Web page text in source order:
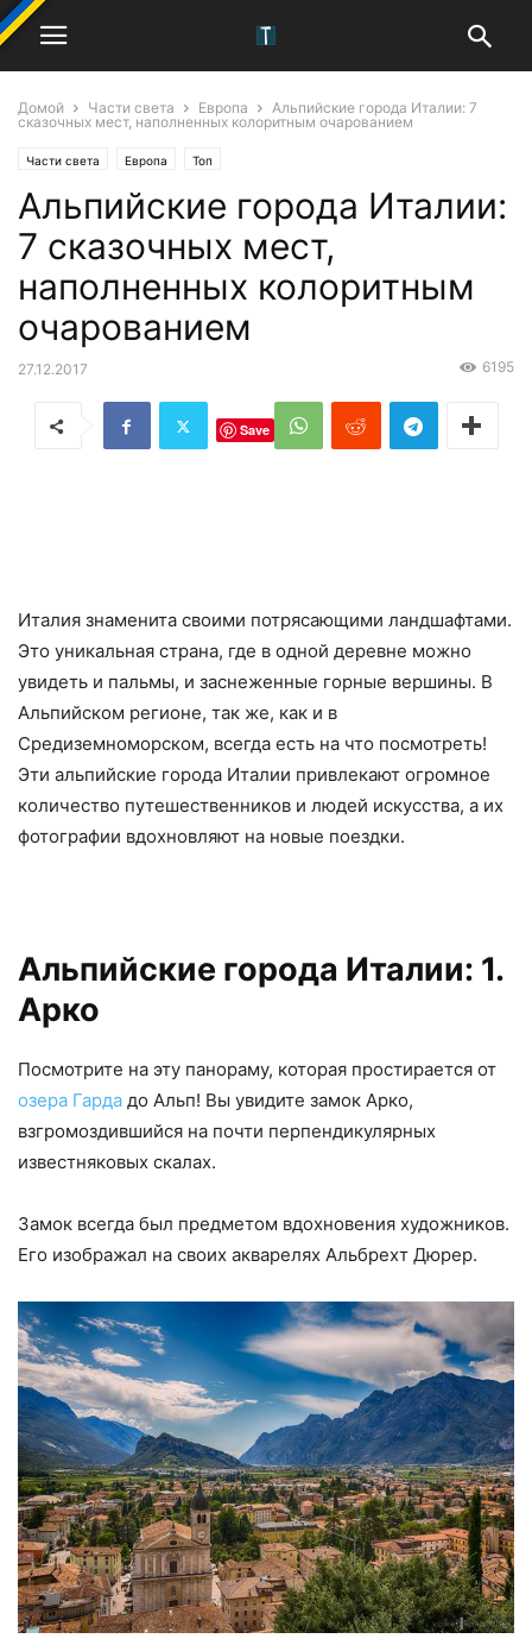
Домой Части света Европа
Альпийские города Италии: 7
сказочных мест, наполненных колоритным очарованием
Части света Европа Топ
Альпийские города Италии:
7 сказочных мест,
наполненных колоритным
очарованием
27.12.2017 6195
Save
Италия знаменита своими потрясающими ландшафтами.
Это уникальная страна, где в одной деревне можно
увидеть и пальмы, и заснеженные горные вершины. В
Альпийском регионе, так же, как и в
Средиземноморском, всегда есть на что посмотреть!
Эти альпийские города Италии привлекают огромное
количество путешественников и людей искусства, а их
фотографии вдохновляют на новые поездки.
Альпийские города Италии: 1.
Арко
Посмотрите на эту панораму, которая простирается от
озера Гарда до Альп! Вы увидите замок Арко,
взгромоздившийся на почти перпендикулярных
известняковых скалах.
Замок всегда был предметом вдохновения художников.
Его изображал на своих акварелях Альбрехт Дюрер.